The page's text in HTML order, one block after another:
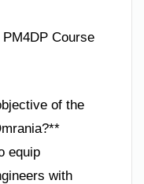
PM4DP Course
of the
equip
with